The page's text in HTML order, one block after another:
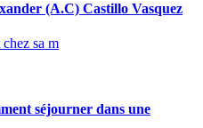
(A.C) Castillo Vasquez
sa m
séjourner dans une